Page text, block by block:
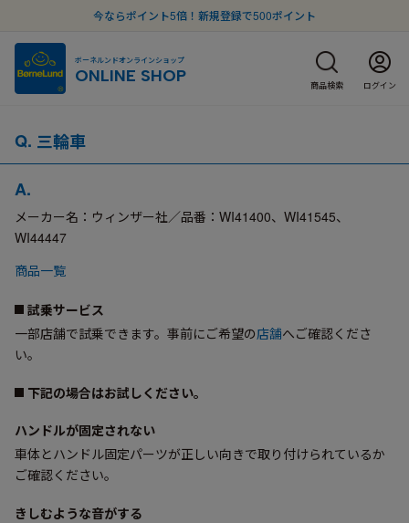
今ならポイント5倍！新規登録で500ポイント
ボーネルンドオンラインショップ
ONLINE SHOP 商品検索 ログイン
三輪車
A.
メーカー名：ウィンザー社／品番：WI41400、WI41545、
WI44447
商品一覧
試乗サービス
一部店舗で試乗できます。事前にご希望の店舗へご確認くださ
い。
下記の場合はお試しください。
ハンドルが固定されない
車体とハンドル固定パーツが正しい向きで取り付けられているか
ご確認ください。
きしむような音がする